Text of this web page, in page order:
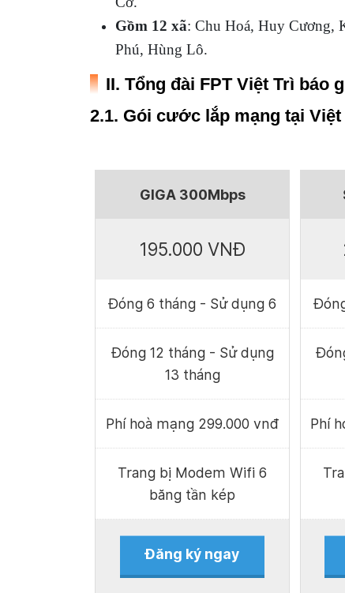
Gồm 12 xã: Chu Hoá, Huy Cương,
Phú, Hùng Lô.
II. Tổng đài FPT Việt Trì báo
2.1. Gói cước lắp mạng tại
GIGA 300Mbps
195.000 VNĐ
Đóng 6 tháng - Sử dụng 6
Đóng 12 tháng - Sử dụng
13 tháng
Phí hoà mạng 299.000 vnđ
Trang bị Modem Wifi 6
băng tần kép
Đăng ký ngay
Phí